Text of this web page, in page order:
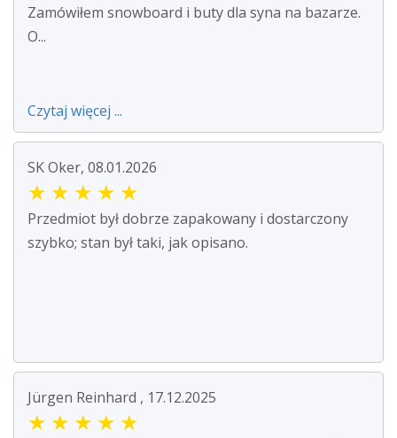
Zamówiłem snowboard i buty dla syna na bazarze.
O...
Czytaj więcej ...
SK Oker, 08.01.2026
★ ★ ★ ★ ★
Przedmiot był dobrze zapakowany i dostarczony
szybko; stan był taki, jak opisano.
Jürgen Reinhard , 17.12.2025
★ ★ ★ ★ ★